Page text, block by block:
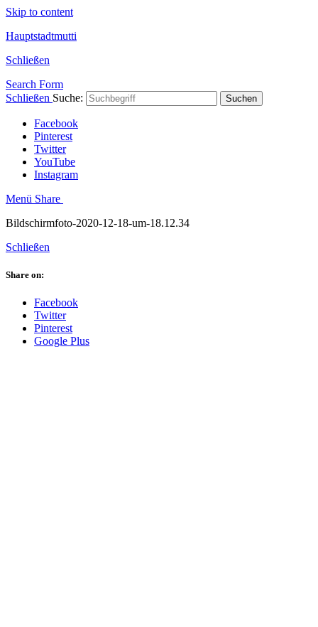
Skip to content
Hauptstadtmutti
Schließen
Search Form
Schließen Suche: Suchen
Facebook
Pinterest
Twitter
YouTube
Instagram
Menü Share
Bildschirmfoto-2020-12-18-um-18.12.34
Schließen
Share on:
Facebook
Twitter
Pinterest
Google Plus